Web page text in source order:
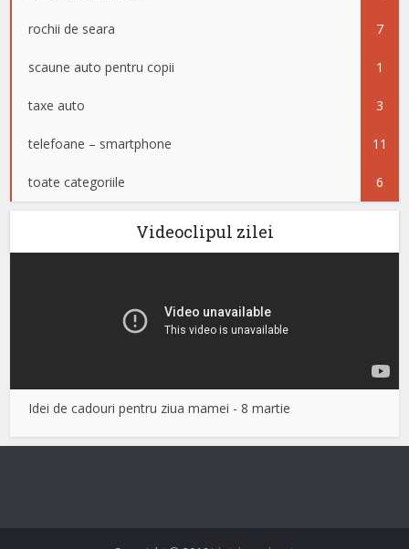
rochii de seara 7
scaune auto pentru copii 1
taxe auto 3
telefoane – smartphone 11
toate categoriile 6
Videoclipul zilei
Idei de cadouri pentru ziua mamei - 8 martie